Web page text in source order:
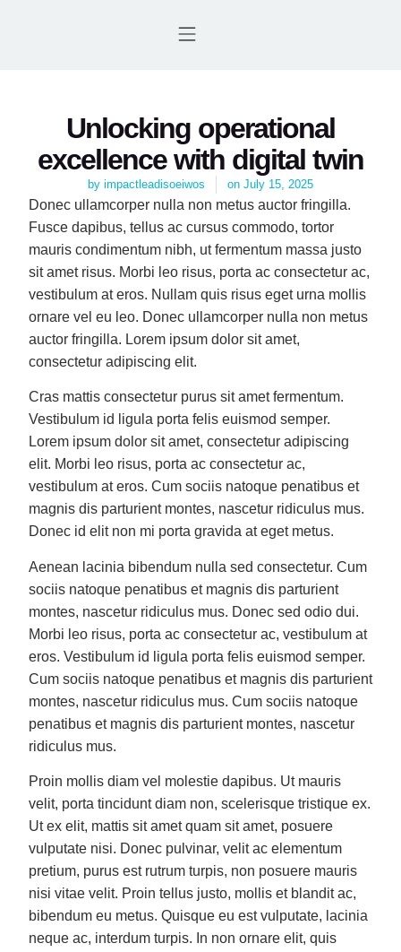
Unlocking operational
excellence with digital twin
by impactleadisoeiwos on July 15, 2025
Donec ullamcorper nulla non metus auctor fringilla.
Fusce dapibus, tellus ac cursus commodo, tortor
mauris condimentum nibh, ut fermentum massa justo
sit amet risus. Morbi leo risus, porta ac consectetur ac,
vestibulum at eros. Nullam quis risus eget urna mollis
ornare vel eu leo. Donec ullamcorper nulla non metus
auctor fringilla. Lorem ipsum dolor sit amet,
consectetur adipiscing elit.
Cras mattis consectetur purus sit amet fermentum.
Vestibulum id ligula porta felis euismod semper.
Lorem ipsum dolor sit amet, consectetur adipiscing
elit. Morbi leo risus, porta ac consectetur ac,
vestibulum at eros. Cum sociis natoque penatibus et
magnis dis parturient montes, nascetur ridiculus mus.
Donec id elit non mi porta gravida at eget metus.
Aenean lacinia bibendum nulla sed consectetur. Cum
sociis natoque penatibus et magnis dis parturient
montes, nascetur ridiculus mus. Donec sed odio dui.
Morbi leo risus, porta ac consectetur ac, vestibulum at
eros. Vestibulum id ligula porta felis euismod semper.
Cum sociis natoque penatibus et magnis dis parturient
montes, nascetur ridiculus mus. Cum sociis natoque
penatibus et magnis dis parturient montes, nascetur
ridiculus mus.
Proin mollis diam vel molestie dapibus. Ut mauris
velit, porta tincidunt diam non, scelerisque tristique ex.
Ut ex elit, mattis sit amet quam sit amet, posuere
vulputate nisi. Donec pulvinar, velit ac elementum
pretium, purus est rutrum turpis, non posuere mauris
nisi vitae velit. Proin tellus justo, mollis et blandit ac,
bibendum eu metus. Quisque eu est vulputate, lacinia
neque ac, interdum turpis. In non ornare elit, quis